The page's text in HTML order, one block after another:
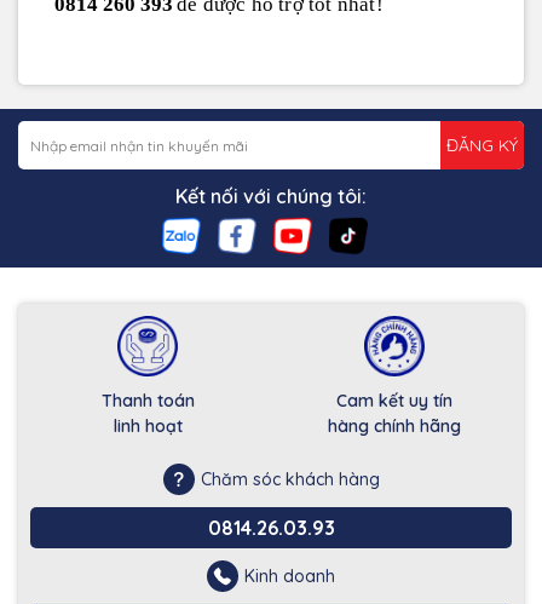
ĐĂNG KÝ
Kết nối với chúng tôi:
Thanh toán
linh hoạt
Cam kết uy tín
hàng chính hãng
Chăm sóc khách hàng
0814.26.03.93
Kinh doanh